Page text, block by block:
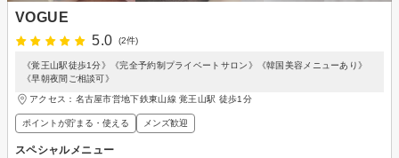
VOGUE
5.0
(2件)
《覚王山駅徒歩1分》《完全予約制プライベートサロン》《韓国美容メニューあり》
《早朝夜間ご相談可》
アクセス：名古屋市営地下鉄東山線 覚王山駅 徒歩1分
ポイントが貯まる・使える メンズ歓迎
スペシャルメニュー